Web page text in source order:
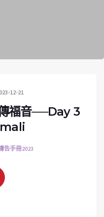
12-21
福音──Day 3
告手冊2023